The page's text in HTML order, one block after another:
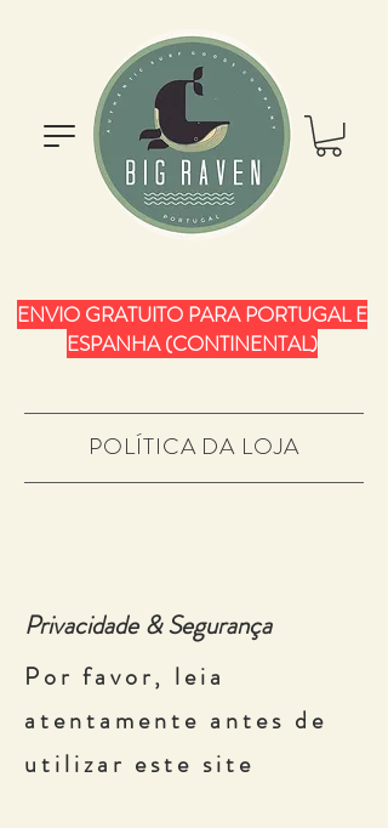
ENVIO GRATUITO PARA PORTUGAL E
ESPANHA (CONTINENTAL)
POLÍTICA DA LOJA
Privacidade & Segurança
Por favor, leia
atentamente antes de
utilizar este site